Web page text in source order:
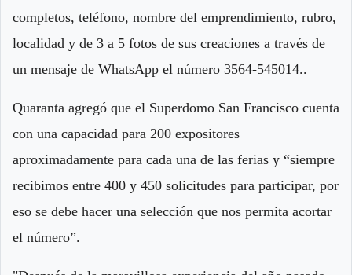
completos, teléfono, nombre del emprendimiento, rubro,
localidad y de 3 a 5 fotos de sus creaciones a través de
un mensaje de WhatsApp el número 3564-545014..
Quaranta agregó que el Superdomo San Francisco cuenta
con una capacidad para 200 expositores
aproximadamente para cada una de las ferias y “siempre
recibimos entre 400 y 450 solicitudes para participar, por
eso se debe hacer una selección que nos permita acortar
el número”.